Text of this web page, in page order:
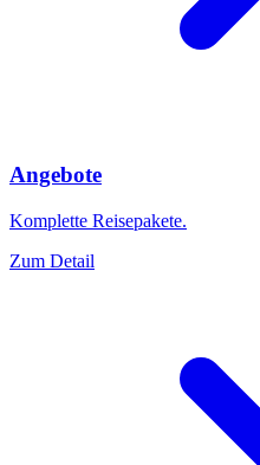
Angebote
Komplette Reisepakete.
Zum Detail